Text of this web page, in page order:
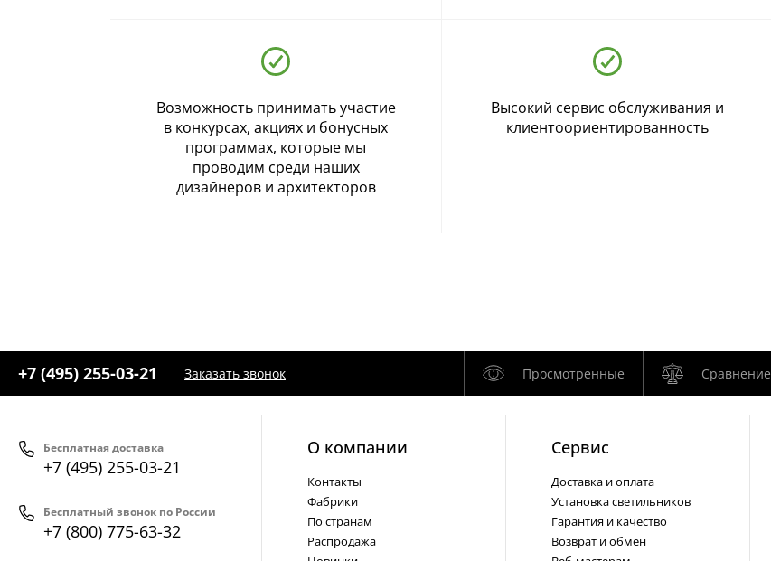
Возможность принимать участие
в конкурсах, акциях и бонусных
программах, которые мы
проводим среди наших
дизайнеров и архитекторов
Высокий сервис обслуживания и
клиентоориентированность
+7 (495) 255-03-21 Заказать звонок Просмотренные Сравнение
Бесплатная доставка
+7 (495) 255-03-21
Бесплатный звонок по России
+7 (800) 775-63-32
О компании
Контакты
Фабрики
По странам
Распродажа
Cервис
Доставка и оплата
Установка светильников
Гарантия и качество
Возврат и обмен